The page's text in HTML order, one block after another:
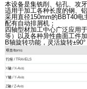
本设备是集铣削、钻孔、攻
适用于加工各种长度的钢、
采用直径150mm的BBT40电
配有自动排屑机；
四轴型材加工中心广泛应用
等）以及各种异性曲面工件加
B轴旋转功能，灵活旋转±90°